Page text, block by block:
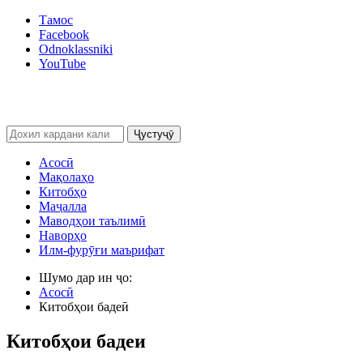
Тамос
Facebook
Odnoklassniki
YouTube
Ҷустуҷӯ
Асосӣ
Мақолаҳо
Китобҳо
Маҷалла
Маводҳои таълимӣ
Наворҳо
Илм-фурӯғи маърифат
Шумо дар ин ҷо:
Асосӣ
Китобҳои бадеӣ
Китобҳои бадеи